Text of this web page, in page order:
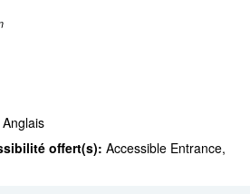
Anglais
offert(s): Accessible Entrance,